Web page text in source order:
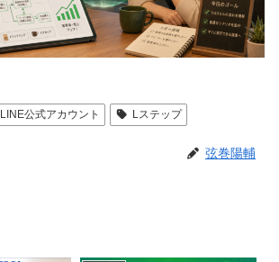
LINE公式アカウント Lステップ
弦巻陽輔